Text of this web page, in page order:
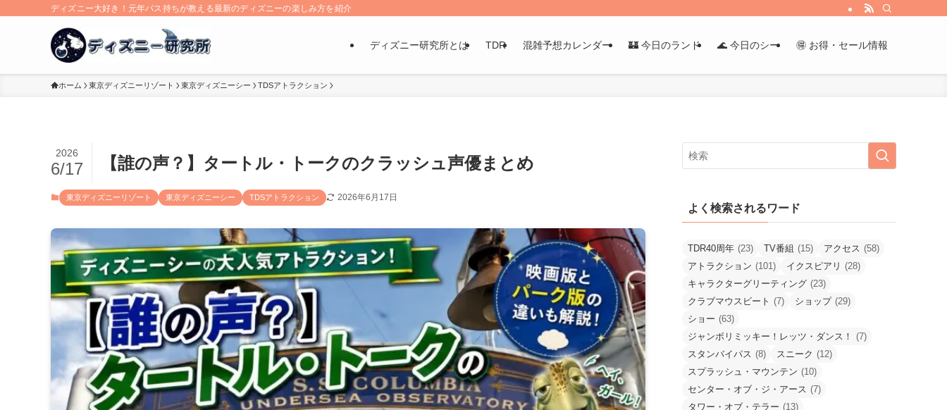
ディズニー大好き！元年パス持ちが教える最新のディズニーの楽しみ方を紹介
ディズニー研究所とは TDR 混雑予想カレンダー 🏰 今日のランド 🌊 今日のシー 🉐 お得・セール情報
ホーム 東京ディズニーリゾート 東京ディズニーシー TDSアトラクション
【誰の声？】タートル・トークのクラッシュ声優まとめ
2026
6/17
東京ディズニーリゾート 東京ディズニーシー TDSアトラクション 2026年6月17日
よく検索されるワード
TDR40周年 (23) TV番組 (15) アクセス (58)
アトラクション (101) イクスピアリ (28)
キャラクターグリーティング (23)
クラブマウスビート (7) ショップ (29)
ショー (63)
ジャンボリミッキー！レッツ・ダンス！
(7)
スタンバイパス (8) スニーク (12)
スプラッシュ・マウンテン (10)
センター・オブ・ジ・アース (7)
タワー・オブ・テラー (13)